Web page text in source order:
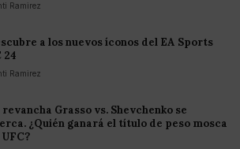
Ramirez
a los nuevos íconos del EA Sports
24
Ramirez
revancha Grasso vs. Shevchenko se
¿Quién ganará el título de peso mosca